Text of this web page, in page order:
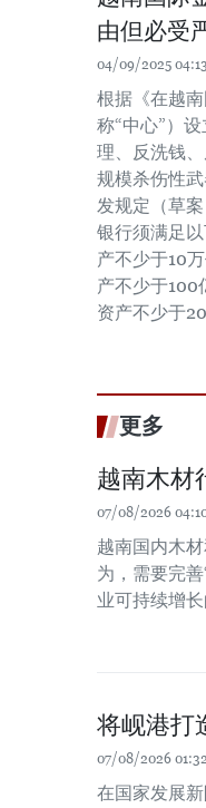
由但必受
04/09/2025 04:13
根据《在越
称“中心”）
理、反洗钱
规模杀伤性
发规定（草
银行须满足
产不少于10
产不少于100
资产不少于
更多
越南木材
07/08/2026
越南国内木
为，需要完
业可持续增长
将岘港打
07/08/2026 01:32
在国家发展